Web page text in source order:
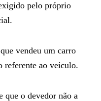
pelo próprio
vendeu um carro
referente ao veículo.
que o devedor não a